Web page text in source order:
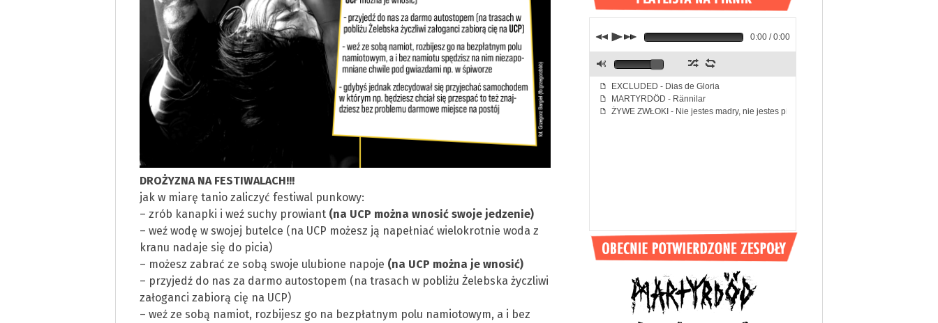
DROŻYZNA NA FESTIWALACH!!!
jak w miarę tanio zaliczyć festiwal punkowy:
– zrób kanapki i weź suchy prowiant (na UCP można wnosić swoje jedzenie)
– weź wodę w swojej butelce (na UCP możesz ją napełniać wielokrotnie woda z
kranu nadaje się do picia)
– możesz zabrać ze sobą swoje ulubione napoje (na UCP można je wnosić)
– przyjedź do nas za darmo autostopem (na trasach w pobliżu Żelebska życzliwi
załoganci zabiorą cię na UCP)
– weź ze sobą namiot, rozbijesz go na bezpłatnym polu namiotowym, a i bez
p
j k 0:00 / 0:00
f EXCLUDED - Dias de Gloria
f MARTYRDÖD - Rännilar
f ŻYWE ZWŁOKI - Nie jestes madry, nie jestes piekny
M z l